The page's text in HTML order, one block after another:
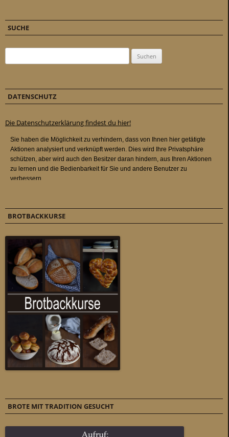
SUCHE
DATENSCHUTZ
Die Datenschutzerklärung findest du hier!
BROTBACKKURSE
BROTE MIT TRADITION GESUCHT